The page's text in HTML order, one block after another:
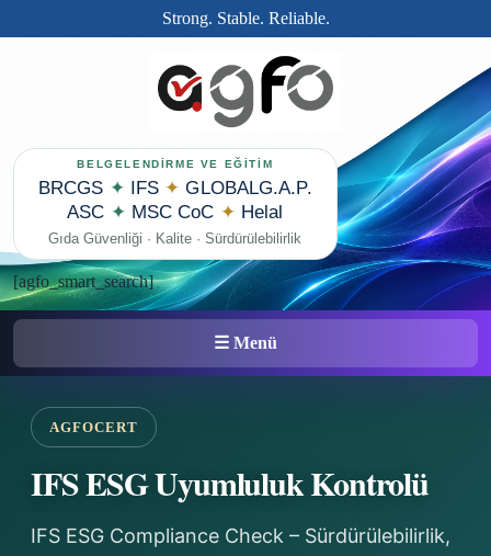
Strong. Stable. Reliable.
BELGELENDİRME VE EĞİTİM
BRCGS ✦ IFS ✦ GLOBALG.A.P.
ASC ✦ MSC CoC ✦ Helal
Gıda Güvenliği · Kalite · Sürdürülebilirlik
[agfo_smart_search]
☰ Menü
AGFOCERT
IFS ESG Uyumluluk Kontrolü
IFS ESG Compliance Check – Sürdürülebilirlik,